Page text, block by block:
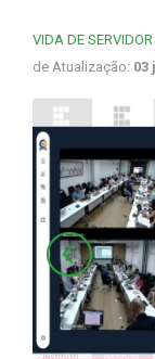
VIDA DE SERVIDOR
de Atualização: 03